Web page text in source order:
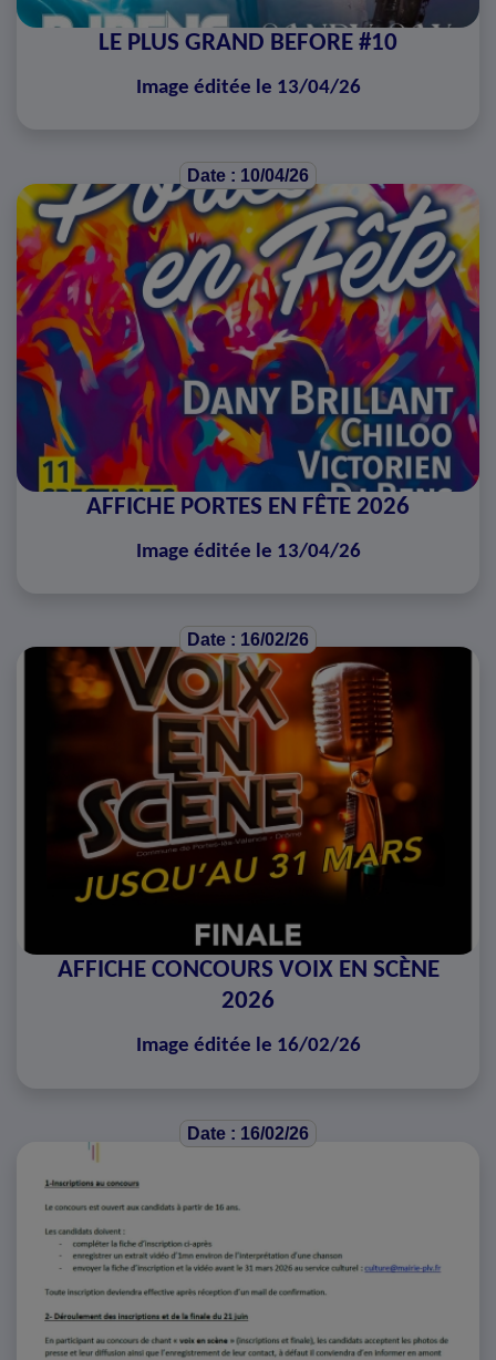
LE PLUS GRAND BEFORE #10
Image éditée le 13/04/26
Date : 10/04/26
AFFICHE PORTES EN FÊTE 2026
Image éditée le 13/04/26
Date : 16/02/26
AFFICHE CONCOURS VOIX EN SCÈNE
2026
Image éditée le 16/02/26
Date : 16/02/26